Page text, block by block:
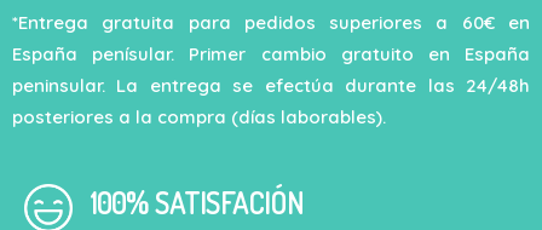
*Entrega gratuita para pedidos superiores a 60€ en
España penísular. Primer cambio gratuito en España
peninsular. La entrega se efectúa durante las 24/48h
posteriores a la compra (días laborables).
100% SATISFACIÓN